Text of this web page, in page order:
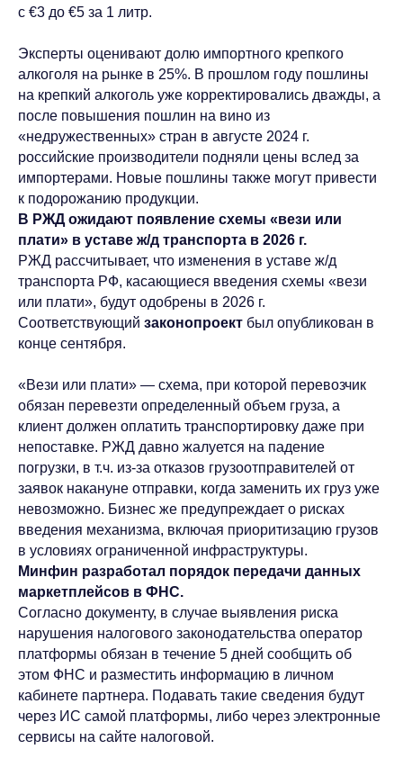
с €3 до €5 за 1 литр.
Эксперты оценивают долю импортного крепкого
алкоголя на рынке в 25%. В прошлом году пошлины
на крепкий алкоголь уже корректировались дважды, а
после повышения пошлин на вино из
«недружественных» стран в августе 2024 г.
российские производители подняли цены вслед за
импортерами. Новые пошлины также могут привести
к подорожанию продукции.
В РЖД ожидают появление схемы «вези или
плати» в уставе ж/д транспорта в 2026 г.
РЖД рассчитывает, что изменения в уставе ж/д
транспорта РФ, касающиеся введения схемы «вези
или плати», будут одобрены в 2026 г.
Соответствующий законопроект был опубликован в
конце сентября.
«Вези или плати» — схема, при которой перевозчик
обязан перевезти определенный объем груза, а
клиент должен оплатить транспортировку даже при
непоставке. РЖД давно жалуется на падение
погрузки, в т.ч. из-за отказов грузоотправителей от
заявок накануне отправки, когда заменить их груз уже
невозможно. Бизнес же предупреждает о рисках
введения механизма, включая приоритизацию грузов
в условиях ограниченной инфраструктуры.
Минфин разработал порядок передачи данных
маркетплейсов в ФНС.
Согласно документу, в случае выявления риска
нарушения налогового законодательства оператор
платформы обязан в течение 5 дней сообщить об
этом ФНС и разместить информацию в личном
кабинете партнера. Подавать такие сведения будут
через ИС самой платформы, либо через электронные
сервисы на сайте налоговой.